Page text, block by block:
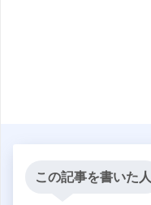
この記事を書いた人